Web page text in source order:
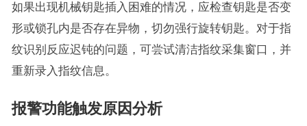
如果出现机械钥匙插入困难的情况，应检查钥匙是否变
形或锁孔内是否存在异物，切勿强行旋转钥匙。对于指
纹识别反应迟钝的问题，可尝试清洁指纹采集窗口，并
重新录入指纹信息。
报警功能触发原因分析